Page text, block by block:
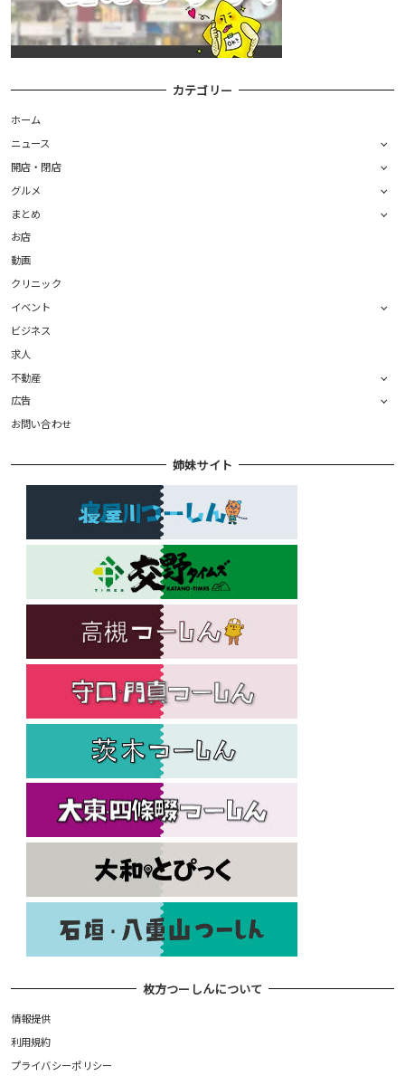
カテゴリー
ホーム
ニュース
開店・閉店
グルメ
まとめ
お店
動画
クリニック
イベント
ビジネス
求人
不動産
広告
お問い合わせ
姉妹サイト
枚方つーしんについて
情報提供
利用規約
プライバシーポリシー